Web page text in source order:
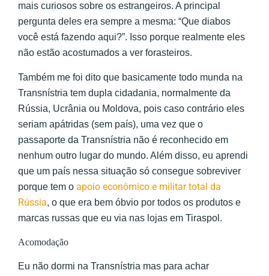
mais curiosos sobre os estrangeiros. A principal
pergunta deles era sempre a mesma: “Que diabos
você está fazendo aqui?”. Isso porque realmente eles
não estão acostumados a ver forasteiros.
Também me foi dito que basicamente todo munda na
Transnístria tem dupla cidadania, normalmente da
Rússia, Ucrânia ou Moldova, pois caso contrário eles
seriam apátridas (sem país), uma vez que o
passaporte da Transnístria não é reconhecido em
nenhum outro lugar do mundo. Além disso, eu aprendi
que um país nessa situação só consegue sobreviver
porque tem o apoio econômico e militar total da
Rússia, o que era bem óbvio por todos os produtos e
marcas russas que eu via nas lojas em Tiraspol.
Acomodação
Eu não dormi na Transnístria mas para achar